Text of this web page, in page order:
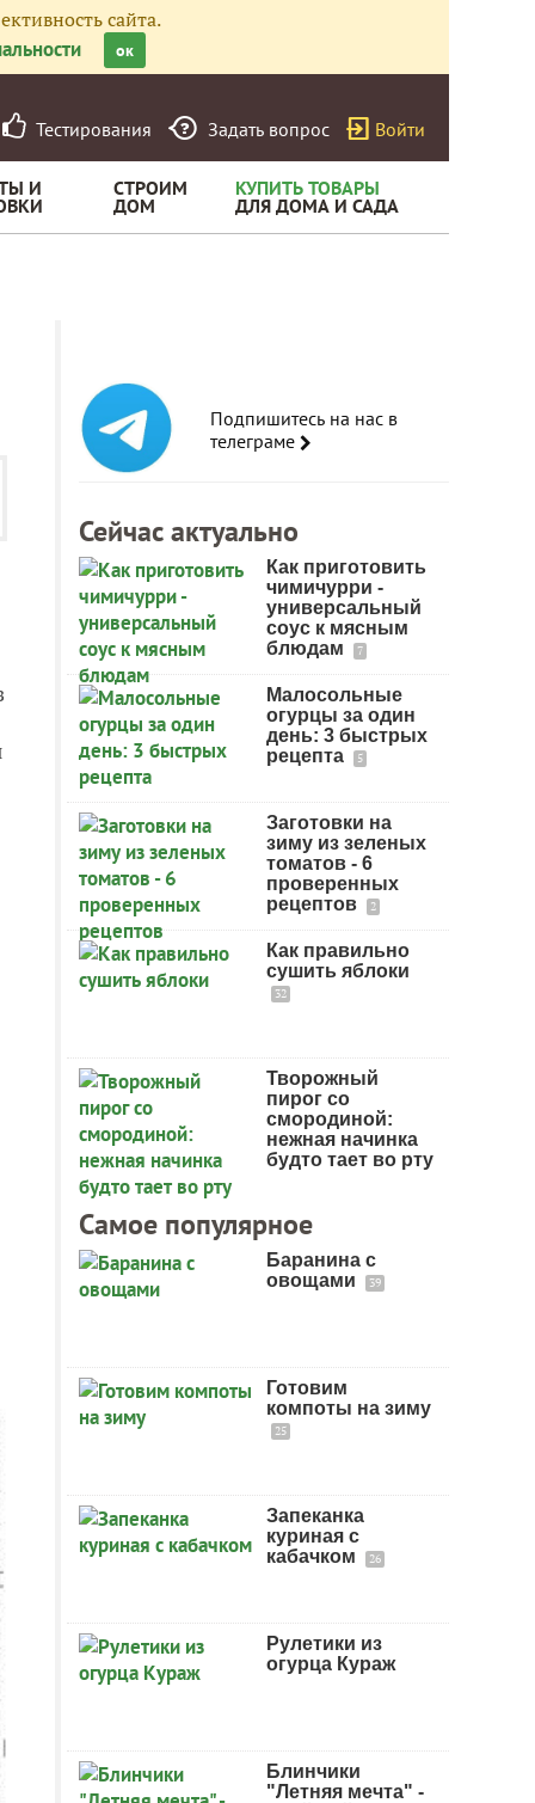
сайта.
ок
Тестирования Задать вопрос Войти
И СТРОИМ
ДОМ
КУПИТЬ ТОВАРЫ
ДЛЯ ДОМА И САДА
Подпишитесь на нас в
телеграме
Сейчас актуально
Как приготовить
чимичурри -
универсальный
соус к мясным
блюдам
7
Малосольные
огурцы за один
день: 3 быстрых
рецепта
5
Заготовки на
зиму из зеленых
томатов - 6
проверенных
рецептов
2
Как правильно
сушить яблоки
32
Творожный
пирог со
смородиной:
нежная начинка
будто тает во рту
Самое популярное
Баранина с
овощами
39
Готовим
компоты на зиму
25
Запеканка
куриная с
кабачком
26
Рулетики из
огурца Кураж
Блинчики
"Летняя мечта" -